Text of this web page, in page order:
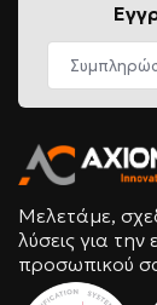
Μελετάμε,
λύσεις για
προσωπικού